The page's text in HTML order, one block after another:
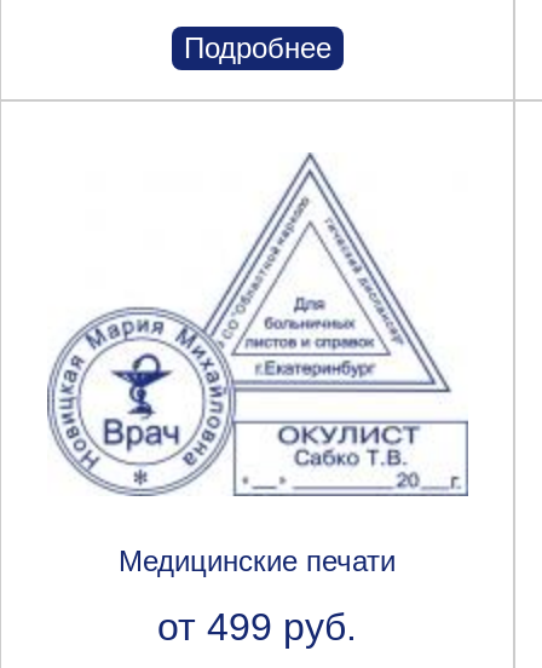
Подробнее
Медицинские печати
от 499 руб.